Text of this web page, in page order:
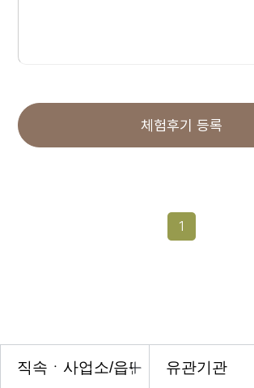
체험후기 등록
1